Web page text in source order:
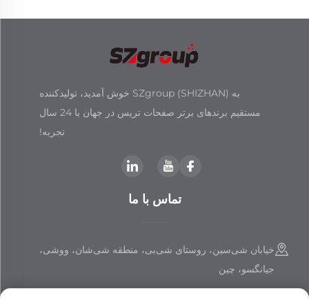
به SZgroup (SHIZHAN) خوش آمدید، تولیدکننده
مستقیم برندهای برتر صفحات تریس در جهان با 24 سال
تجربه!
تماس با ما
خیابان شی‌سین، روستای شی‌بی، منطقه شی‌شان، ووشی،
جیانگسو، چین